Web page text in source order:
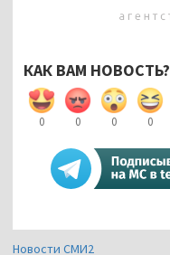
КАК ВАМ НОВОСТЬ?
0 0 0 0
Новости СМИ2